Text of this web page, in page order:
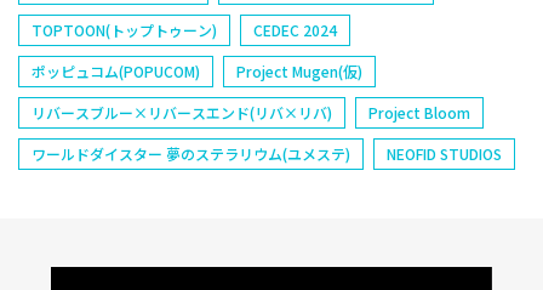
TOPTOON(トップトゥーン)
CEDEC 2024
ポッピュコム(POPUCOM)
Project Mugen(仮)
リバースブルー×リバースエンド(リバ×リバ)
Project Bloom
ワールドダイスター 夢のステラリウム(ユメステ)
NEOFID STUDIOS